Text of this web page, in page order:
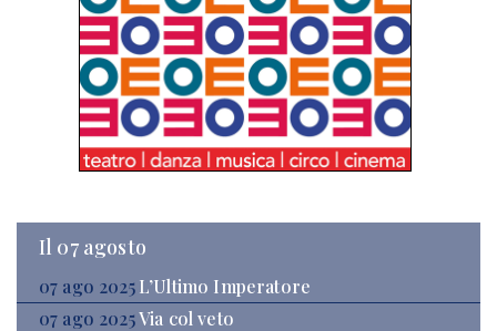
Il 07 agosto
07 ago 2025 L’Ultimo Imperatore
07 ago 2025Via col veto